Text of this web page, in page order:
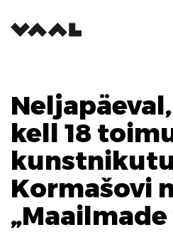
kell 18
Kormašovi
„Maailmade